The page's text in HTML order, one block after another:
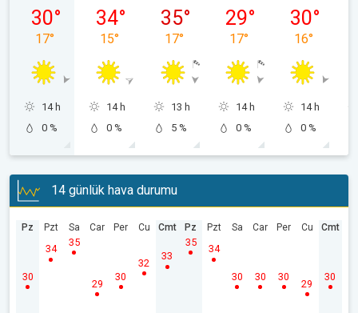
30°
17°
14 h
0 %
34°
15°
14 h
0 %
35°
17°
13 h
5 %
29°
17°
14 h
0 %
30°
16°
14 h
0 %
14 günlük hava durumu
Pz
30
Pzt
34
Sa
35
Car
29
Per
30
Cu
32
Cmt
33
Pz
35
Pzt
34
Sa
30
Car
30
Per
30
Cu
29
Cmt
30